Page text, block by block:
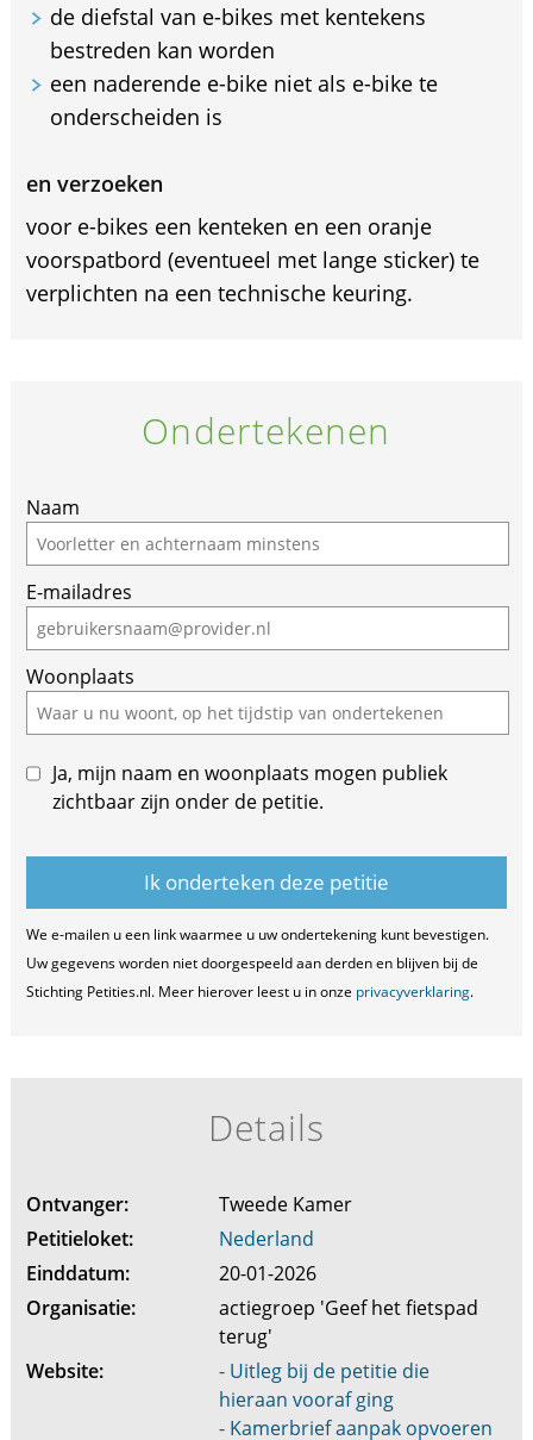
de diefstal van e-bikes met kentekens
bestreden kan worden
een naderende e-bike niet als e-bike te
onderscheiden is
en verzoeken
voor e-bikes een kenteken en een oranje
voorspatbord (eventueel met lange sticker) te
verplichten na een technische keuring.
Ondertekenen
Naam
E-mailadres
Woonplaats
Ja, mijn naam en woonplaats mogen publiek
zichtbaar zijn onder de petitie.
We e-mailen u een link waarmee u uw ondertekening kunt bevestigen.
Uw gegevens worden niet doorgespeeld aan derden en blijven bij de
Stichting Petities.nl. Meer hierover leest u in onze privacyverklaring.
Details
Ontvanger:
Tweede Kamer
Petitieloket:
Nederland
Einddatum:
20-01-2026
Organisatie:
actiegroep 'Geef het fietspad
terug'
Website:
- Uitleg bij de petitie die
hieraan vooraf ging
- Kamerbrief aanpak opvoeren